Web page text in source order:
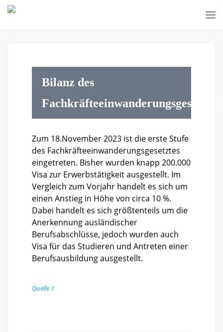
Bilanz des
Fachkräfteeinwanderungsgesetzes
Zum 18.November 2023 ist die erste Stufe
des Fachkräfteeinwanderungsgesetztes
eingetreten. Bisher wurden knapp 200.000
Visa zur Erwerbstätigkeit ausgestellt. Im
Vergleich zum Vorjahr handelt es sich um
einen Anstieg in Höhe von circa 10 %.
Dabei handelt es sich größtenteils um die
Anerkennung ausländischer
Berufsabschlüsse, jedoch wurden auch
Visa für das Studieren und Antreten einer
Berufsausbildung ausgestellt.
Quelle 1